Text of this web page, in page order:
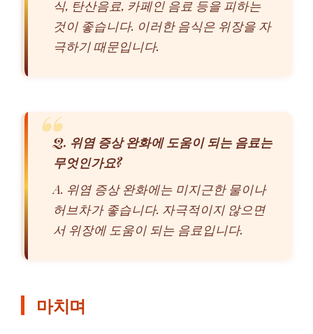
식, 탄산음료, 카페인 음료 등을 피하는
것이 좋습니다. 이러한 음식은 위장을 자
극하기 때문입니다.
Q. 위염 증상 완화에 도움이 되는 음료는
무엇인가요?
A. 위염 증상 완화에는 미지근한 물이나
허브차가 좋습니다. 자극적이지 않으면
서 위장에 도움이 되는 음료입니다.
마치며